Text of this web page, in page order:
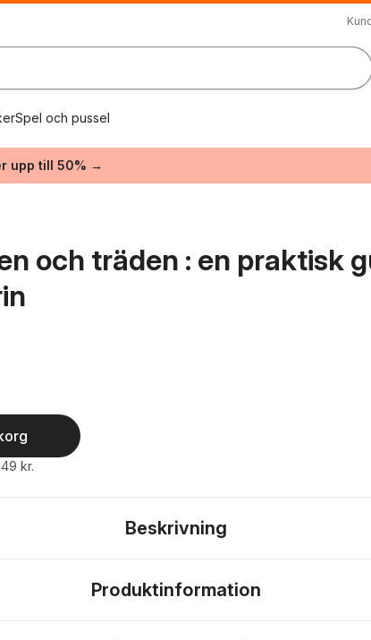
Spel och pussel
upp till 50% →
och träden : en praktisk
kr.
Beskrivning
Produktinformation